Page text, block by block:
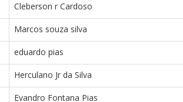
Cleberson r Cardoso
Marcos souza silva
eduardo pias
Herculano Jr da Silva
Evandro Fontana Pias